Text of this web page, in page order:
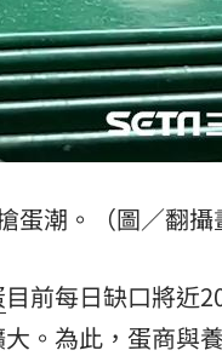
潮。（圖／翻攝
目前每日缺口將近
。為此，蛋商與